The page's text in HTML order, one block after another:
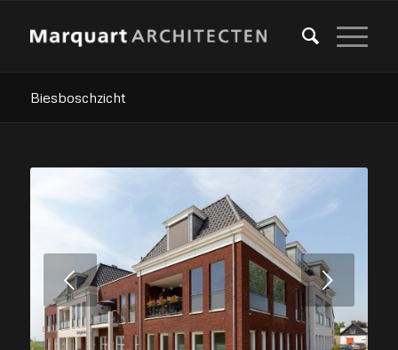
Biesboschzicht
Volgende